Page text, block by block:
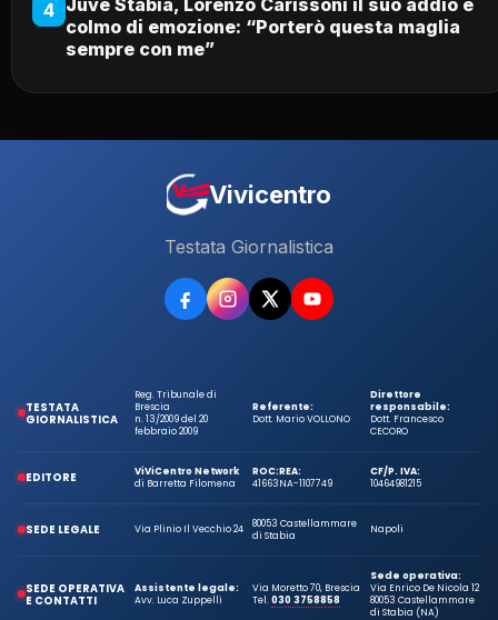
4
colmo di emozione: “Porterò questa maglia
sempre con me”
Vivicentro
Testata Giornalistica
TESTATA
GIORNALISTICA
Reg. Tribunale di
Brescia
n. 13/2009 del 20
febbraio 2009
Referente:
Dott. Mario VOLLONO
Direttore
responsabile:
Dott. Francesco
CECORO
EDITORE
ViViCentro Network
di Barretta Filomena
ROC:
41663
REA:
NA-1107749
CF/P. IVA:
10464981215
SEDE LEGALE Via Plinio Il Vecchio 24
80053 Castellammare
di Stabia
Napoli
SEDE OPERATIVA
E CONTATTI
Assistente legale:
Avv. Luca Zuppelli
Via Moretto 70, Brescia
Tel.030 3758858
Sede operativa:
Via Enrico De Nicola 12
80053 Castellammare
di Stabia (NA)